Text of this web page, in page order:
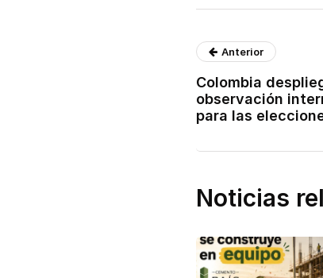
Anterior
Colombia
observación
para las
Noticias